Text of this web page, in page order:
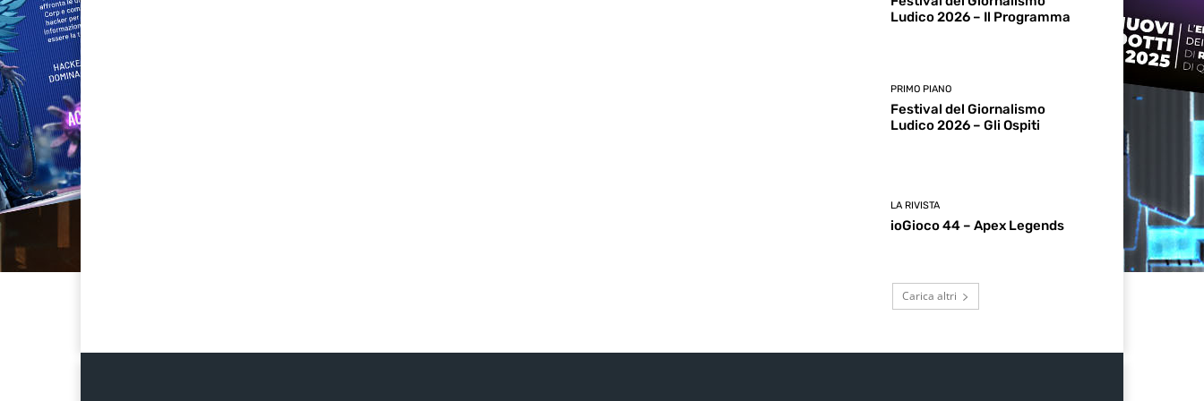
Ludico 2026 – Il Programma
PRIMO PIANO
Festival del Giornalismo
Ludico 2026 – Gli Ospiti
LA RIVISTA
ioGioco 44 – Apex Legends
Carica altri